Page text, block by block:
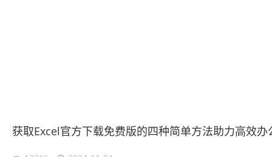
获取Excel官方下载免费版的四种简单方法助力高效办